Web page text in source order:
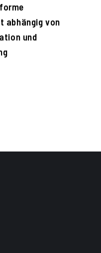
abhängig von
und